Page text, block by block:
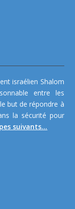
israélien Shalom
entre les
but de répondre à
la sécurité pour
suivants...